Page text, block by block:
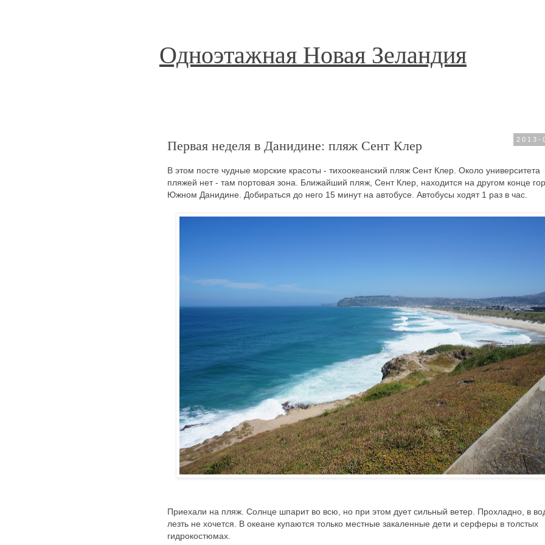
Одноэтажная Новая Зеландия
2013-
Первая неделя в Данидине: пляж Сент Клер
В этом посте чудные морские красоты - тихоокеанский пляж Сент Клер. Около университета
пляжей нет - там портовая зона. Ближайший пляж, Сент Клер, находится на другом конце
Южном Данидине. Добираться до него 15 минут на автобусе. Автобусы ходят 1 раз в час.
Приехали на пляж. Солнце шпарит во всю, но при этом дует сильный ветер. Прохладно, в
лезть не хочется. В океане купаются только местные закаленные дети и серферы в толстых
гидрокостюмах.